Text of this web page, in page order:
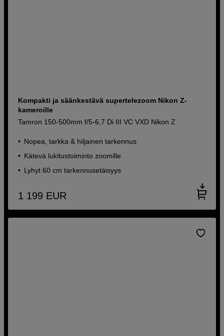
Kompakti ja säänkestävä supertelezoom Nikon Z-
kameroille
Tamron 150-500mm f/5-6,7 Di III VC VXD Nikon Z
Nopea, tarkka & hiljainen tarkennus
Kätevä lukitustoiminto zoomille
Lyhyt 60 cm tarkennusetäisyys
1 199 EUR